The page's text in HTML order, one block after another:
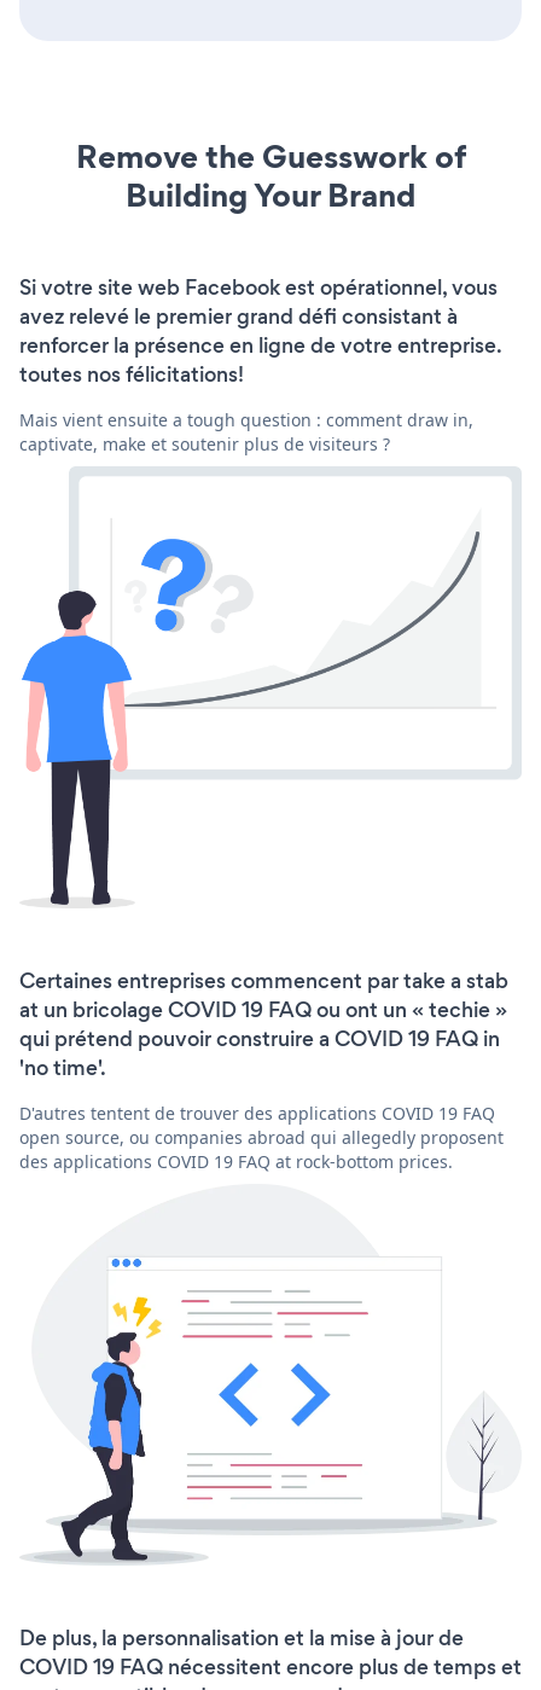
Remove the Guesswork of
Building Your Brand
Si votre site web Facebook est opérationnel, vous
avez relevé le premier grand défi consistant à
renforcer la présence en ligne de votre entreprise.
toutes nos félicitations!
Mais vient ensuite a tough question : comment draw in,
captivate, make et soutenir plus de visiteurs ?
Certaines entreprises commencent par take a stab
at un bricolage COVID 19 FAQ ou ont un « techie »
qui prétend pouvoir construire a COVID 19 FAQ in
'no time'.
D'autres tentent de trouver des applications COVID 19 FAQ
open source, ou companies abroad qui allegedly proposent
des applications COVID 19 FAQ at rock-bottom prices.
De plus, la personnalisation et la mise à jour de
COVID 19 FAQ nécessitent encore plus de temps et